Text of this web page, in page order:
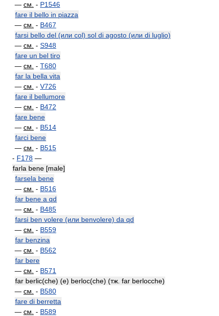
— см. - P1546
fare il bello in piazza
— см. - B467
farsi bello del (или col) sol di agosto (или di luglio)
— см. - S948
fare un bel tiro
— см. - T680
far la bella vita
— см. - V726
fare il bellumore
— см. - B472
fare bene
— см. - B514
farci bene
— см. - B515
- F178 —
farla bene [male]
farsela bene
— см. - B516
far bene a qd
— см. - B485
farsi ben volere (или benvolere) da qd
— см. - B559
far benzina
— см. - B562
far bere
— см. - B571
far berlic(che) (e) berloc(che) (тж. far berlocche)
— см. - B580
fare di berretta
— см. - B589